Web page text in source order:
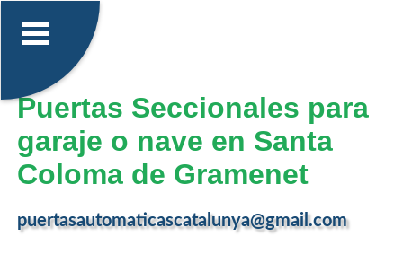
Puertas Seccionales para
garaje o nave en Santa
Coloma de Gramenet
puertasautomaticascatalunya@gmail.com